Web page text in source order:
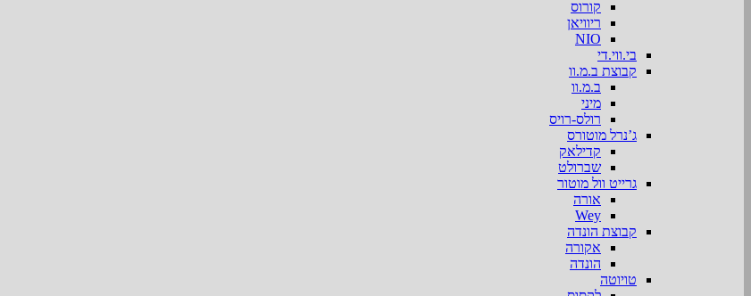
קורוס
ריוויאן
NIO
בי.ווי.די
קבוצת ב.מ.וו
ב.מ.וו
מיני
רולס-רויס
ג’נרל מוטורס
קדילאק
שברולט
גרייט וול מוטור
אורה
Wey
קבוצת הונדה
אקורה
הונדה
טויוטה